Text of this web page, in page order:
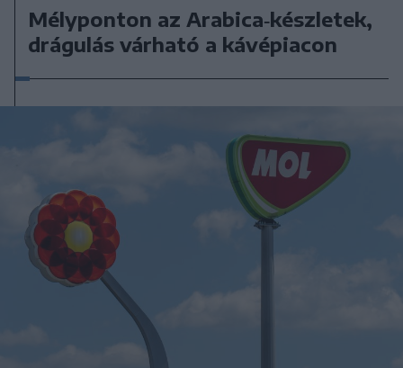
Mélyponton az Arabica‑készletek,
drágulás várható a kávépiacon